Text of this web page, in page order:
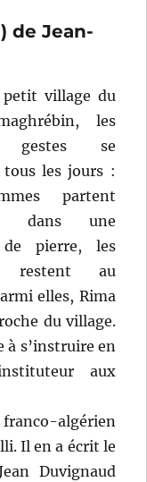
de Jean-
petit village du
les
gestes se
les jours :
partent
dans une
de pierre, les
restent au
elles, Rima
du village.
à s’instruire en
aux
algérien
Il en a écrit le
Duvignaud